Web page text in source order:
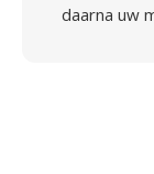
daarna uw